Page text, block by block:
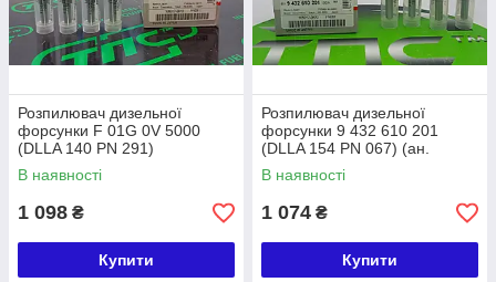
Розпилювач дизельної
форсунки F 01G 0V 5000
(DLLA 140 PN 291)
(ан.105017-2910) ZEXEL
KOMATSU PC160LC-7B
В наявності
1 098 ₴
Купити
Розпилювач дизельної
форсунки 9 432 610 201
(DLLA 154 PN 067) (ан.
105017-0670) ZEXEL ISUZU
В наявності
1 074 ₴
Купити